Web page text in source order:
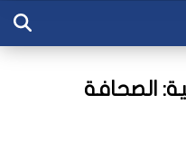
الصحافة